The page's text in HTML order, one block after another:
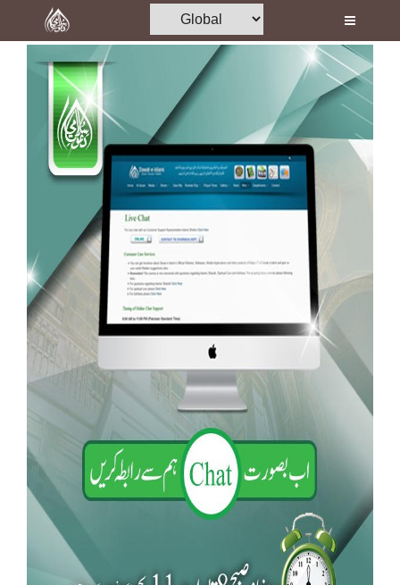
Home
Al-Quran
Madani Channel
Volunteer Portal
Rohani Ilaj
Donation
Blog
Magazine
More